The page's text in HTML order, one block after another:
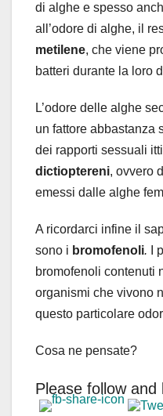
di alghe e spesso
all’odore di alghe, il
metilene, che viene
batteri durante la loro
L’odore delle alghe
un fattore abbastanza
dei rapporti sessuali
dictioptereni, ovvero
emessi dalle alghe
A ricordarci infine il
sono i bromofenoli.
I
bromofenoli contenuti
organismi che vivono
questo particolare
Cosa ne pensate?
Please follow and